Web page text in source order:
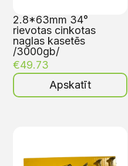
2.8*63mm 34°
rievotas cinkotas
naglas kasetēs
/3000gb/
€49.73
Apskatīt